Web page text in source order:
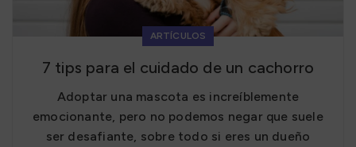
ARTÍCULOS
7 tips para el cuidado de un cachorro
Adoptar una mascota es increíblemente
emocionante, pero no podemos negar que suele
ser desafiante, sobre todo si eres un dueño